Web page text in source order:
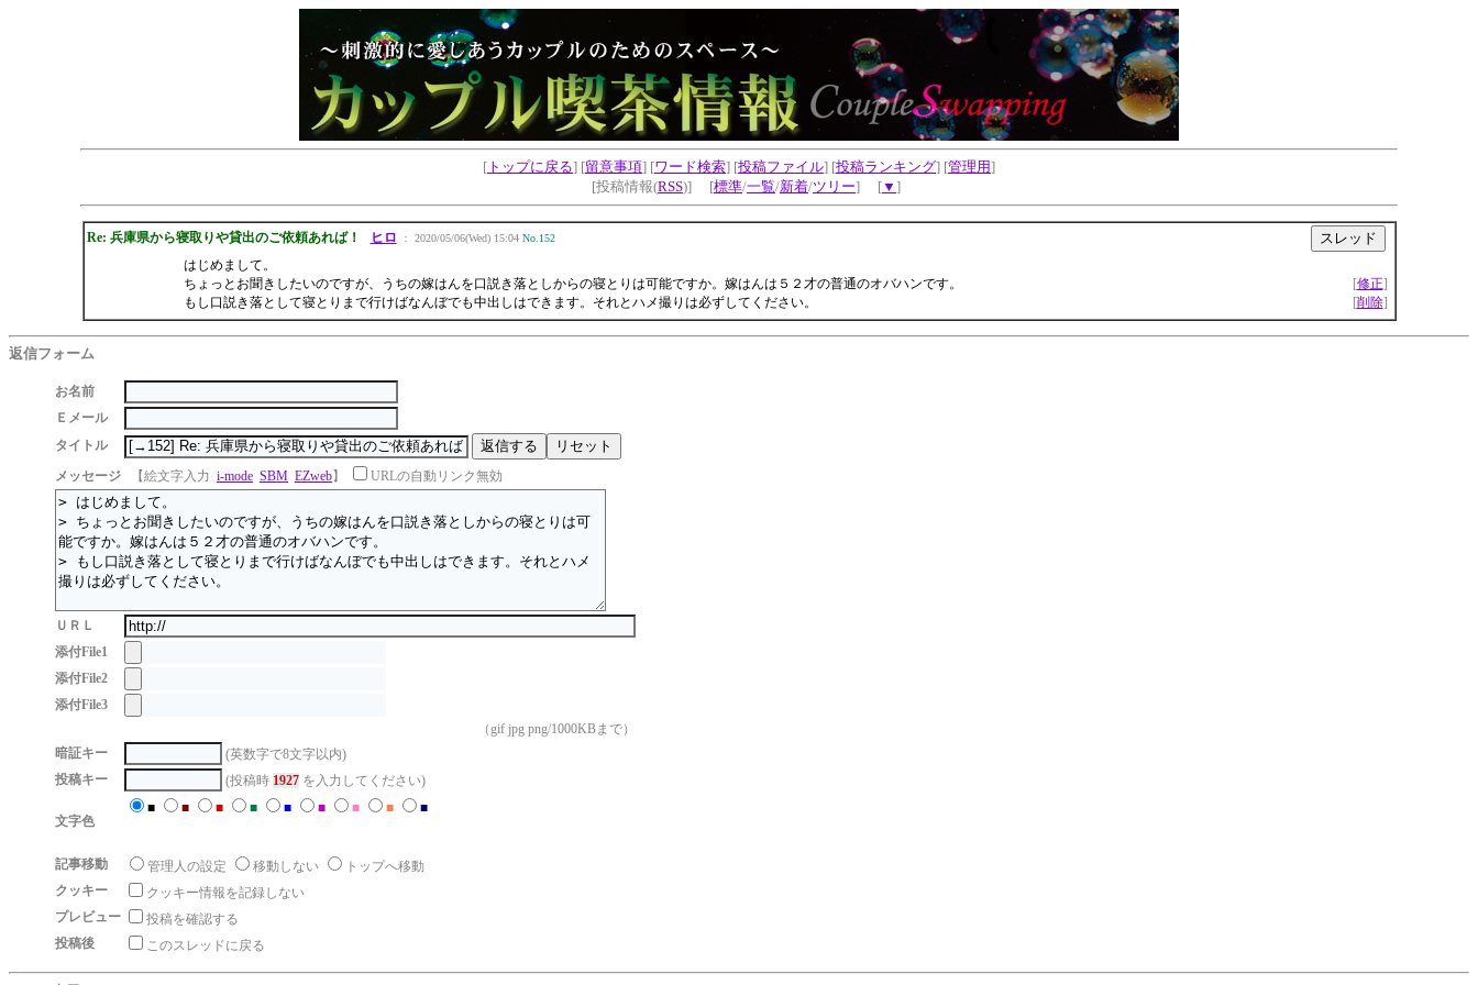
[ トップに戻る] [留意事項] [ワード検索] [投稿ファイル] [投稿ランキング] [管理用]
[投稿情報(RSS)] [標準/一覧/新着/ツリー] [▼ ]
Re: 兵庫県から寝取りや貸出のご依頼あれば！ ヒロ ： 2020/05/06(Wed) 15:04 No.152
はじめまして。
ちょっとお聞きしたいのですが、うちの嫁はんを口説き落としからの寝とりは可能ですか。嫁はんは５２才の普通のオバハンです。
もし口説き落として寝とりまで行けばなんぼでも中出しはできます。それとハメ撮りは必ずしてください。
[修正]
[削除]
返信フォーム
お名前
Ｅメール
タイトル
メッセージ
【絵文字入力 i-mode SBM EZweb】 URLの自動リンク無効
ＵＲＬ
添付File1
添付File2
添付File3
（gif jpg png/1000KBまで）
暗証キー
(英数字で8文字以内)
投稿キー
(投稿時 1927 を入力してください)
文字色
■ ■ ■ ■ ■ ■ ■ ■ ■
記事移動 管理人の設定 移動しない
トップへ移動
クッキー
クッキー情報を記録しない
プレビュー
投稿を確認する
投稿後
このスレッドに戻る